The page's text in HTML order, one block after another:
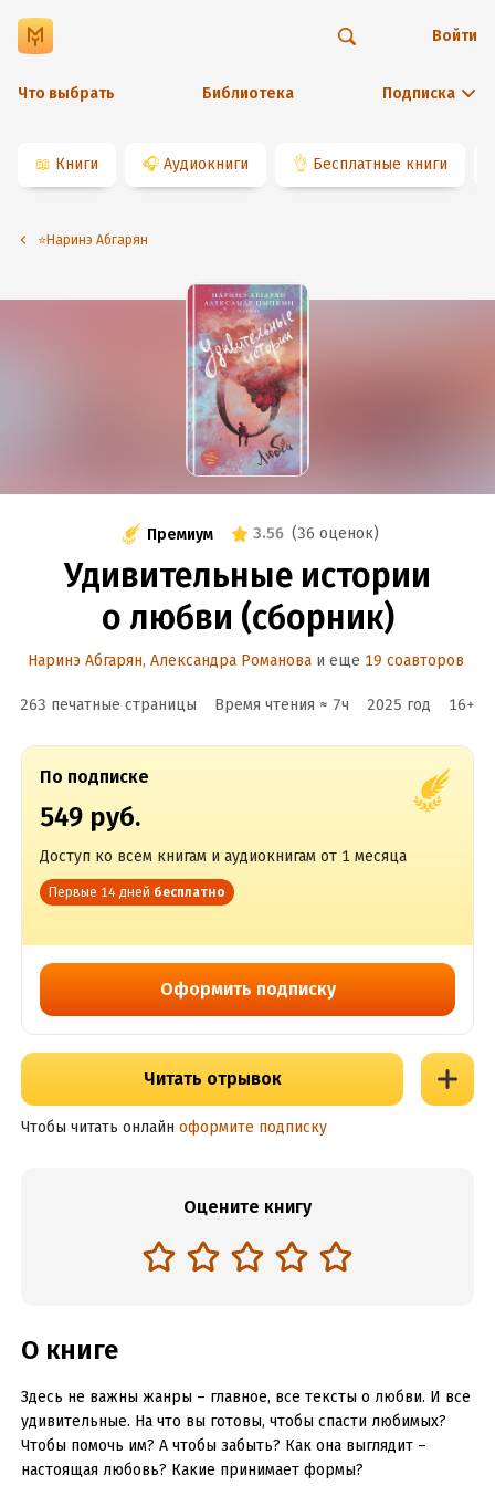
Что выбрать Библиотека Подписка
Войти
📖 Книги 🎧 Аудиокниги 👌 Бесплатные книги
⭐️Наринэ Абгарян
Премиум 3.56 (36 оценок)
Удивительные истории
о любви (сборник)
Наринэ Абгарян, Александра Романова и еще 19 соавторов
263 печатные страницы Время чтения ≈ 7ч 2025 год 16+
По подписке
549 руб.
Доступ ко всем книгам и аудиокнигам от 1 месяца
Первые 14 дней бесплатно
Оформить подписку
Читать отрывок
Чтобы читать онлайн оформите подписку
Оцените книгу
О книге
Здесь не важны жанры – главное, все тексты о любви. И все
удивительные. На что вы готовы, чтобы спасти любимых?
Чтобы помочь им? А чтобы забыть? Как она выглядит –
настоящая любовь? Какие принимает формы?